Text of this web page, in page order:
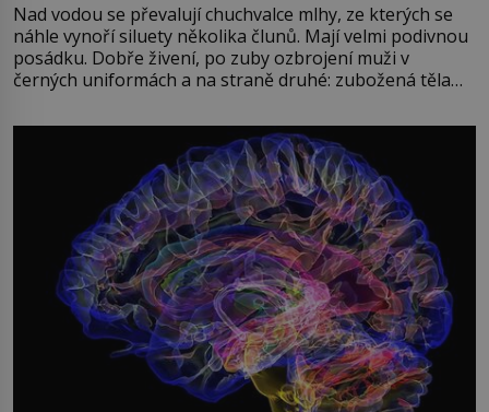
Nad vodou se převalují chuchvalce mlhy, ze kterých se
náhle vynoří siluety několika člunů. Mají velmi podivnou
posádku. Dobře živení, po zuby ozbrojení muži v
černých uniformách a na straně druhé: zubožená těla
přízračná scéna znamená? Je jaro roku 1945, druhá
světová válka se chýlí ke konci. Jezero Stolpsee